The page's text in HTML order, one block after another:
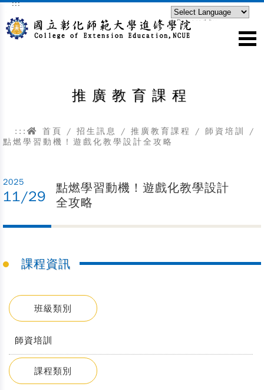
跳到主要內容區塊
:::
Powered by
推廣教育課程
::: 首頁 / 招生訊息 / 推廣教育課程 / 師資培訓
/
點燃學習動機！遊戲化教學設計全攻略
2025
11/29
點燃學習動機！遊戲化教學設計
全攻略
課程資訊
班級類別
師資培訓
課程類別